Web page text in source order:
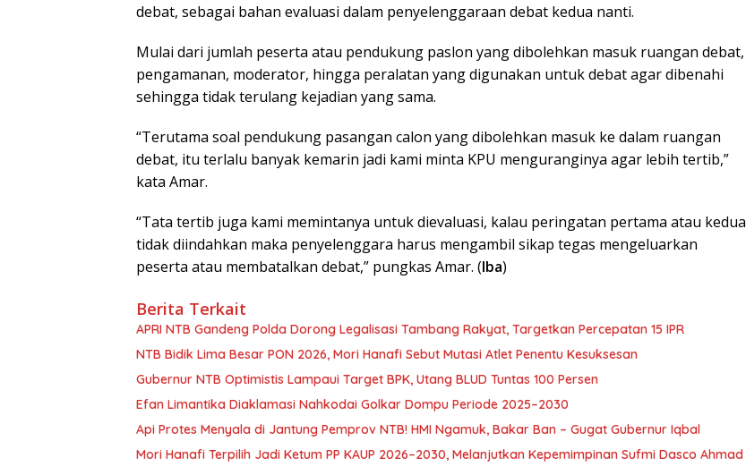
debat, sebagai bahan evaluasi dalam penyelenggaraan debat kedua nanti.
Mulai dari jumlah peserta atau pendukung paslon yang dibolehkan masuk ruangan debat,
pengamanan, moderator, hingga peralatan yang digunakan untuk debat agar dibenahi
sehingga tidak terulang kejadian yang sama.
“Terutama soal pendukung pasangan calon yang dibolehkan masuk ke dalam ruangan
debat, itu terlalu banyak kemarin jadi kami minta KPU menguranginya agar lebih tertib,”
kata Amar.
“Tata tertib juga kami memintanya untuk dievaluasi, kalau peringatan pertama atau kedua
tidak diindahkan maka penyelenggara harus mengambil sikap tegas mengeluarkan
peserta atau membatalkan debat,” pungkas Amar. (Iba)
Berita Terkait
APRI NTB Gandeng Polda Dorong Legalisasi Tambang Rakyat, Targetkan Percepatan 15 IPR
NTB Bidik Lima Besar PON 2026, Mori Hanafi Sebut Mutasi Atlet Penentu Kesuksesan
Gubernur NTB Optimistis Lampaui Target BPK, Utang BLUD Tuntas 100 Persen
Efan Limantika Diaklamasi Nahkodai Golkar Dompu Periode 2025–2030
Api Protes Menyala di Jantung Pemprov NTB! HMI Ngamuk, Bakar Ban – Gugat Gubernur Iqbal
Mori Hanafi Terpilih Jadi Ketum PP KAUP 2026–2030, Melanjutkan Kepemimpinan Sufmi Dasco Ahmad